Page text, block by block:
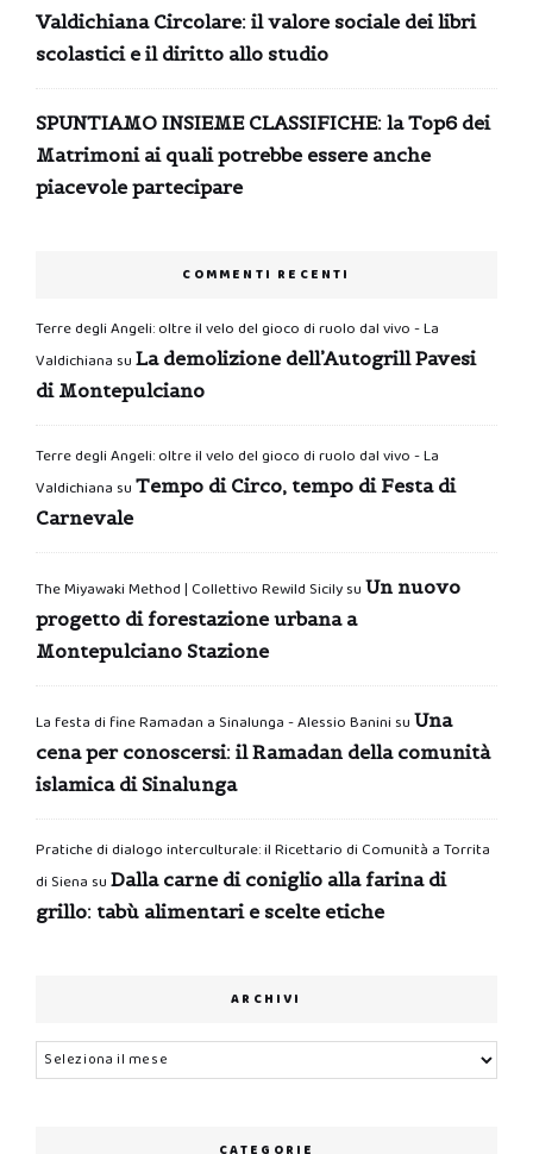
Valdichiana Circolare: il valore sociale dei libri
scolastici e il diritto allo studio
SPUNTIAMO INSIEME CLASSIFICHE: la Top6 dei
Matrimoni ai quali potrebbe essere anche
piacevole partecipare
COMMENTI RECENTI
Terre degli Angeli: oltre il velo del gioco di ruolo dal vivo - La
Valdichiana su La demolizione dell’Autogrill Pavesi
di Montepulciano
Terre degli Angeli: oltre il velo del gioco di ruolo dal vivo - La
Valdichiana su Tempo di Circo, tempo di Festa di
Carnevale
The Miyawaki Method | Collettivo Rewild Sicilysu Un nuovo
progetto di forestazione urbana a
Montepulciano Stazione
La festa di fine Ramadan a Sinalunga - Alessio Banini su Una
cena per conoscersi: il Ramadan della comunità
islamica di Sinalunga
Pratiche di dialogo interculturale: il Ricettario di Comunità a Torrita
di Siena su Dalla carne di coniglio alla farina di
grillo: tabù alimentari e scelte etiche
ARCHIVI
Archivi